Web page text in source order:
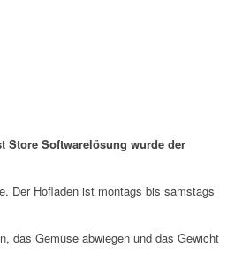
Store Softwarelösung wurde der
Der Hofladen ist montags bis samstags
das Gemüse abwiegen und das Gewicht